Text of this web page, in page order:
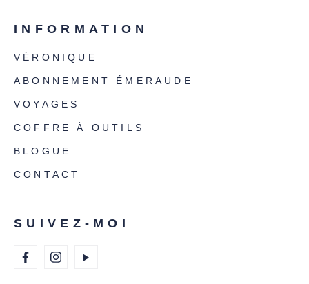
INFORMATION
VÉRONIQUE
ABONNEMENT ÉMERAUDE
VOYAGES
COFFRE À OUTILS
BLOGUE
CONTACT
SUIVEZ-MOI